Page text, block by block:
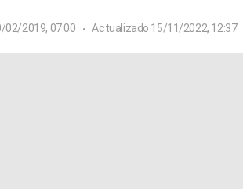
02/2019, 07:00 Actualizado 15/11/2022, 12:37